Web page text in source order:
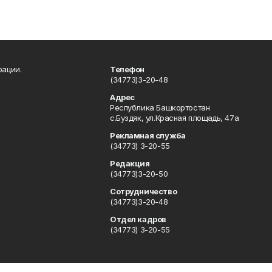
Телефон
(34773)3-20-48
Адрес
Республика Башкортостан
с.Буздяк, ул.Красная площадь, 47а
Рекламная служба
(34773) 3-20-55
Редакция
(34773)3-20-50
Сотрудничество
(34773)3-20-48
Отдел кадров
(34773) 3-20-55